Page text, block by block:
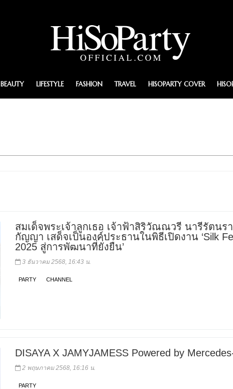
BEAUTY LIFESTYLE FASHION TRAVEL HISOPARTY COVER
สมเด็จพระเจ้าลูกเธอ เจ้าฟ้าสิริวัณณวรี นารีรัตนร
กัญญา เสด็จเป็นองค์ประธานในพิธีเปิดงาน ‘Silk
2025 สู่การพัฒนาที่ยั่งยืน’
3 ธันวาคม 2568, 16:43 น.
PARTY CHANNEL
DISAYA X JAMYJAMESS Powered by
2 พฤษภาคม 2568, 16:16 น.
PARTY